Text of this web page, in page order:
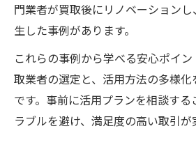
門業者が買取後にリノベーション
生した事例があります。
これらの事例から学べる安心ポイ
取業者の選定と、活用方法の多様
です。事前に活用プランを相談す
ラブルを避け、満足度の高い取引が